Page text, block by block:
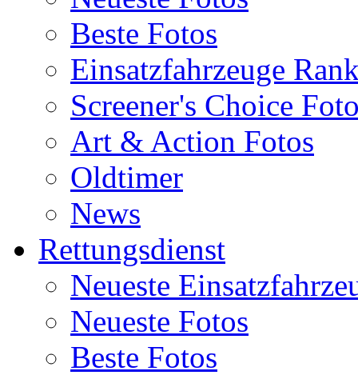
Beste Fotos
Einsatzfahrzeuge
Screener's Choice
Art & Action Fotos
Oldtimer
News
Rettungsdienst
Neueste
Neueste Fotos
Beste Fotos